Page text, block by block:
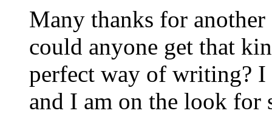
Many thanks for
could anyone get that
perfect way of writing? I
and I am on the look for